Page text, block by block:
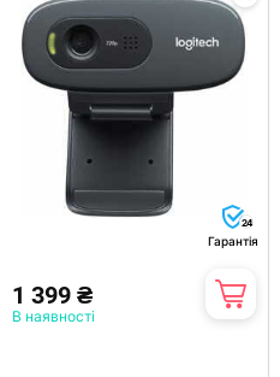
24
Гарантія
1 399 ₴
В наявності